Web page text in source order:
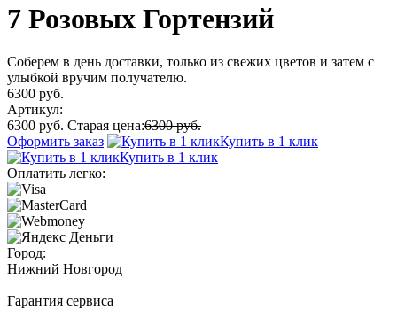
7 Розовых Гортензий
Соберем в день доставки, только из свежих цветов и затем с
улыбкой вручим получателю.
6300 руб.
Артикул:
6300 руб. Старая цена:6300 руб.
Оформить заказ
Купить в 1 клик
Купить в 1 клик
Оплатить легко:
Город:
Нижний Новгород
Гарантия сервиса